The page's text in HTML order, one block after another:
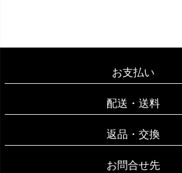
お支払い
配送・送料
返品・交換
お問合せ先